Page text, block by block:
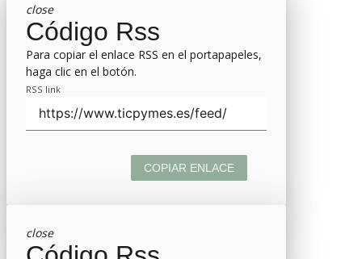
close
Código Rss
Para copiar el enlace RSS en el portapapeles,
haga clic en el botón.
RSS link
COPIAR ENLACE
close